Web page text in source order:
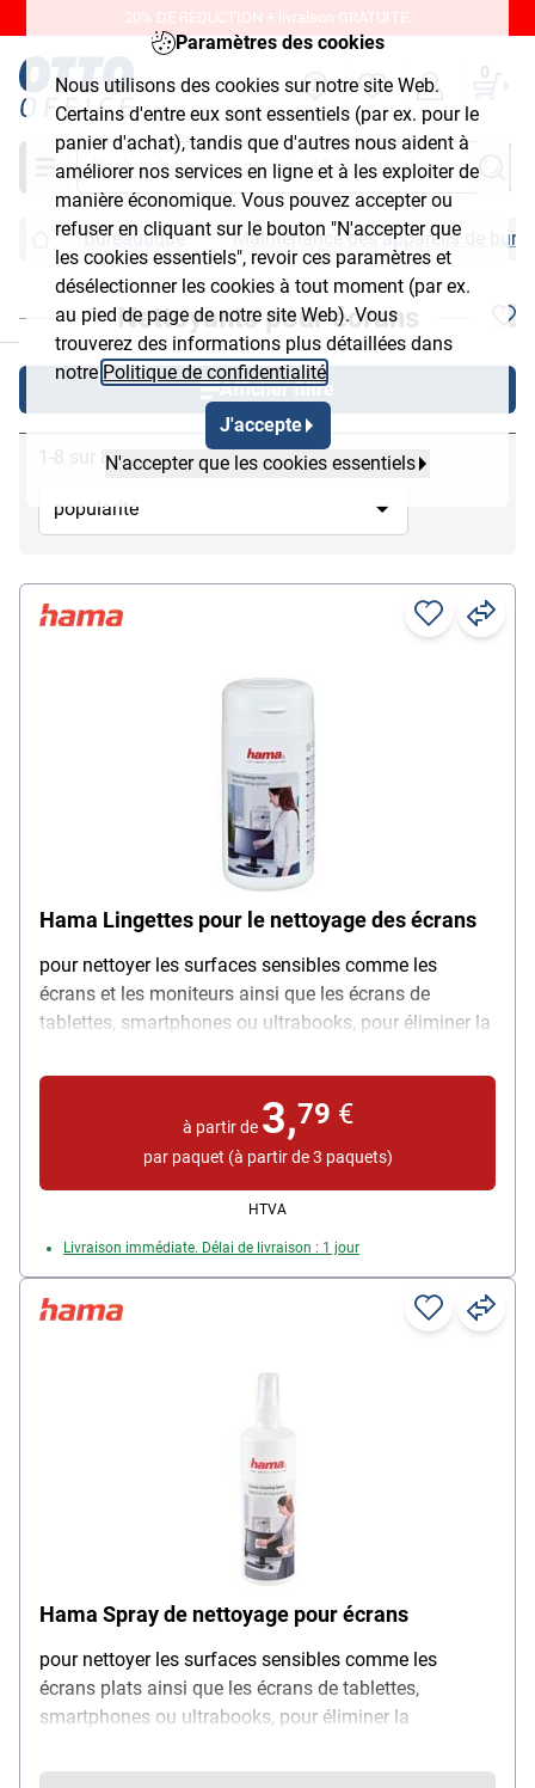
Paramètres des cookies
Nous utilisons des cookies sur notre site Web.
Certains d'entre eux sont essentiels (par ex. pour le
panier d'achat), tandis que d'autres nous aident à
améliorer nos services en ligne et à les exploiter de
manière économique. Vous pouvez accepter ou
refuser en cliquant sur le bouton "N'accepter que
les cookies essentiels", revoir ces paramètres et
désélectionner les cookies à tout moment (par ex.
au pied de page de notre site Web). Vous
trouverez des informations plus détaillées dans
notre Politique de confidentialité
J'accepte
N'accepter que les cookies essentiels
20% DE RÉDUCTION + livraison GRATUITE.
0
Chercher
Bureautique Maintenance des appareils de
Nettoyants pour écrans
Afficher filtre
1-8 sur 8
Hama Lingettes pour le nettoyage des écrans
pour nettoyer les surfaces sensibles comme les
écrans et les moniteurs ainsi que les écrans de
tablettes, smartphones ou ultrabooks, pour éliminer la
pour une utilisation immédiates, matière : non tissé,
dimensions : 17 x 13 cm, dans une boîte distributrice
refermable, contenu par boîte : 100 pièces
à partir de 3,79 €
par paquet (à partir de 3 paquets)
HTVA
Livraison immédiate. Délai de livraison : 1 jour
Hama Spray de nettoyage pour écrans
pour nettoyer les surfaces sensibles comme les
écrans plats ainsi que les écrans de tablettes,
smartphones ou ultrabooks, pour éliminer la
plastique avec vaporisateur, contenu par bouteille :